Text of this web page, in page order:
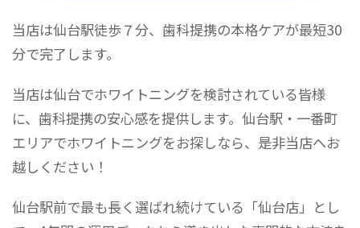
当店は仙台駅徒歩７分、歯科提携の本格ケアが最短30
分で完了します。
当店は仙台でホワイトニングを検討されている皆様
に、歯科提携の安心感を提供します。仙台駅・一番町
エリアでホワイトニングをお探しなら、是非当店へお
越しください！
仙台駅前で最も長く選ばれ続けている「仙台店」とし